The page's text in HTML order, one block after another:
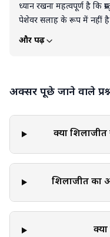
ध्यान रखना महत्वपूर्ण है कि
पेशेवर सलाह के रूप में नहीं
उद्देश्यों के लिए है। इस लेख को
लागू या कार्यान्वित करते
और पढ़ें
अक्सर पूछे जाने वाले
क्या शिलाजीत
शिलाजीत का